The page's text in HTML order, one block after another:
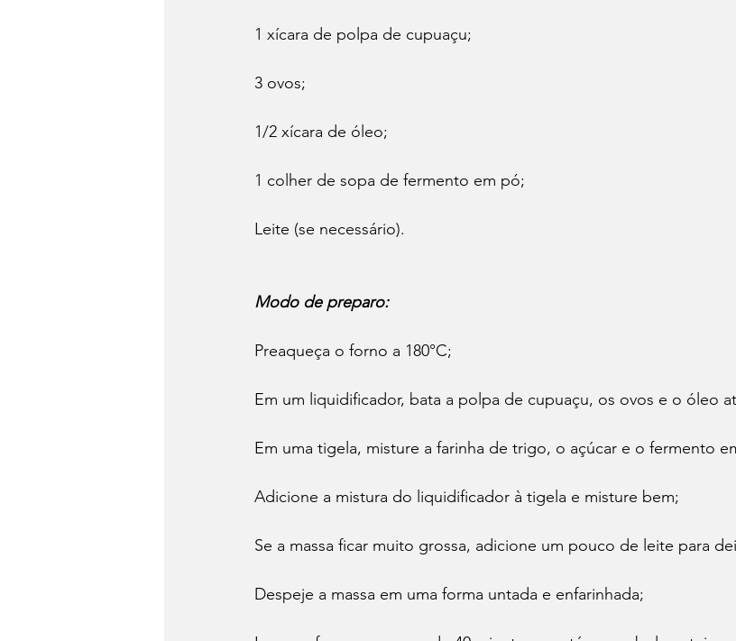
1 xícara de polpa de cupuaçu;
3 ovos;
1/2 xícara de óleo;
1 colher de sopa de fermento em pó;
Leite (se necessário).
Modo de preparo:
Preaqueça o forno a 180°C;
Em um liquidificador, bata a polpa de cupuaçu, os ovos e o óleo
Em uma tigela, misture a farinha de trigo, o açúcar e o fermento
Adicione a mistura do liquidificador à tigela e misture bem;
Se a massa ficar muito grossa, adicione um pouco de leite para
Despeje a massa em uma forma untada e enfarinhada;